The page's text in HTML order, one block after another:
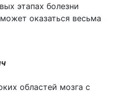
этапах болезни
оказаться весьма
областей мозга с